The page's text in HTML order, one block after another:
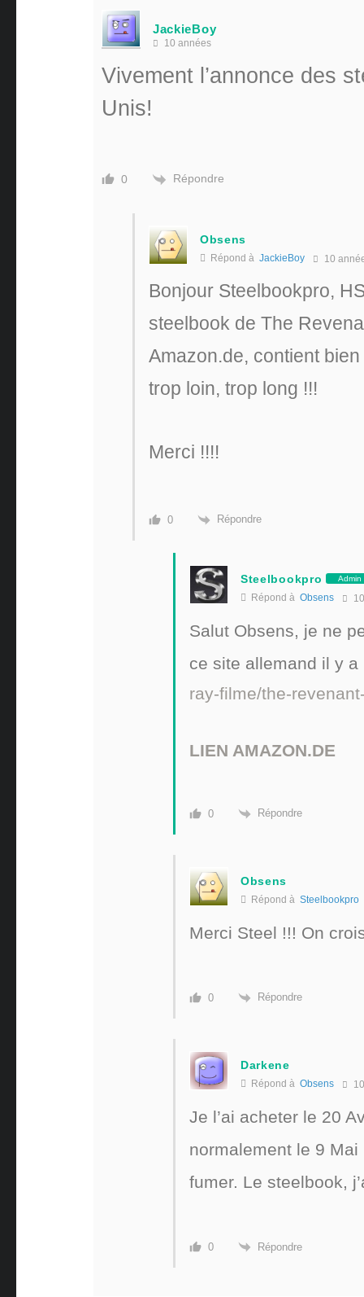
JackieBoy
10 années
Vivement l’annonce des
Unis!
0 Répondre
Obsens
Répond à JackieBoy 10
Bonjour Steelbookpro,
steelbook de The
Amazon.de, contient
trop loin, trop long !!!
Merci !!!!
0 Répondre
Steelbookpro Admin
Répond à Obsens
Salut Obsens, je ne
ce site allemand il y
ray-filme/the-
LIEN AMAZON.DE
0 Répondre
Obsens
Répond à Steelbookpro
Merci Steel !!! On
0 Répondre
Darkene
Répond à Obsens
Je l’ai acheter le 20
normalement le 9
fumer. Le steelbook,
0 Répondre